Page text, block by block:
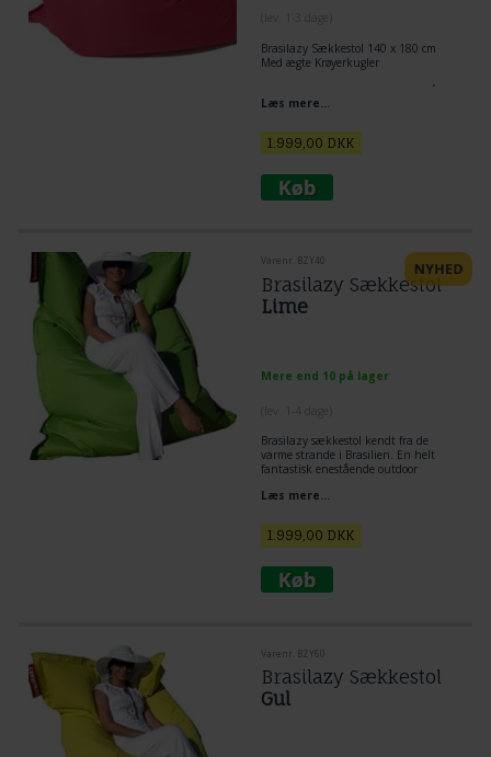
Brasilazy Sækkestol 140 x 180 cm
Med ægte Krøyerkugler
KVALITETS SÆKKESTOL I PINK - BÅDE
STOF MATERIALE OG FYLD. KVALITET
Læs mere...
1.999,00 DKK
Varenr. BZY40
Brasilazy Sækkestol
Lime
Mere end 10 på lager
Brasilazy sækkestol kendt fra de
varme strande i Brasilien. En helt
fantastisk enestående outdoor
Læs mere...
1.999,00 DKK
Varenr. BZY60
Brasilazy Sækkestol
Gul